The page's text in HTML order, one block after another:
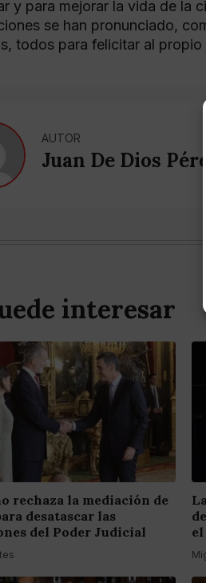
y para mejorar la vida de la
se han pronunciado,
todos para felicitar al propio
AUTOR
Juan De Dios
interesar
rechaza la mediación de
desatascar las
del Poder Judicial